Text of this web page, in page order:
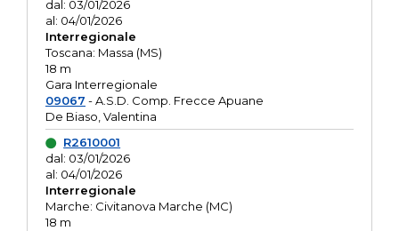
dal: 03/01/2026
al: 04/01/2026
Interregionale
Toscana: Massa (MS)
18 m
Gara Interregionale
09067 - A.S.D. Comp. Frecce Apuane
De Biaso, Valentina
R2610001
dal: 03/01/2026
al: 04/01/2026
Interregionale
Marche: Civitanova Marche (MC)
18 m